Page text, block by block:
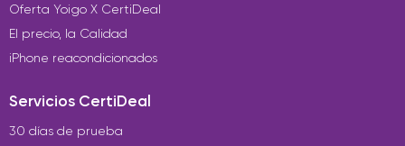
Oferta Yoigo X CertiDeal
El precio, la Calidad
iPhone reacondicionados
Servicios CertiDeal
30 días de prueba